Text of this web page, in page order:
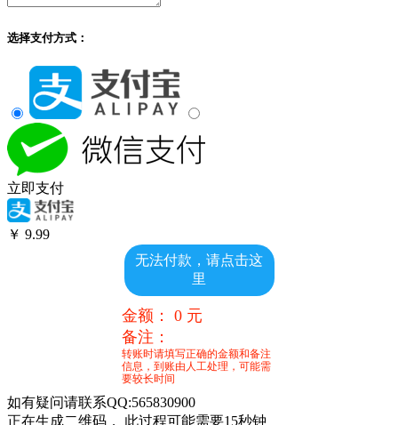
选择支付方式：
立即支付
￥ 9.99
无法付款，请点击这
里
金额： 0元
备注：
转账时请填写正确的金额和备注
信息，到账由人工处理，可能需
要较长时间
如有疑问请联系QQ:565830900
正在生成二维码， 此过程可能需要15秒钟